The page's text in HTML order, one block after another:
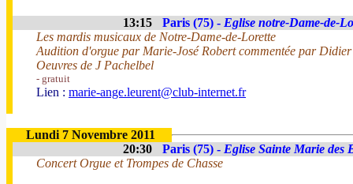
13:15 Paris (75) - Eglise notre-Dame-de-
Les mardis musicaux de Notre-Dame-de-Lorette
Audition d'orgue par Marie-José Robert commentée par
Oeuvres de J Pachelbel
- gratuit
Lien : marie-ange.leurent@club-internet.fr
Lundi 7 Novembre 2011
20:30
Paris (75) - Eglise Sainte Marie des
Concert Orgue et Trompes de Chasse